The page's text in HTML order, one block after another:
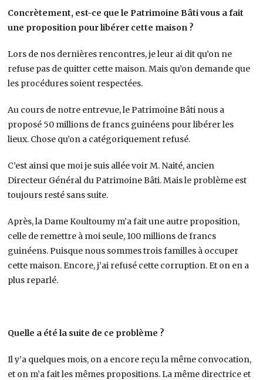
Concrètement, est-ce que le Patrimoine Bâti vous a fait
une proposition pour libérer cette maison ?
Lors de nos dernières rencontres, je leur ai dit qu’on ne
refuse pas de quitter cette maison. Mais qu’on demande que
les procédures soient respectées.
Au cours de notre entrevue, le Patrimoine Bâti nous a
proposé 50 millions de francs guinéens pour libérer les
lieux. Chose qu’on a catégoriquement refusé.
C’est ainsi que moi je suis allée voir M. Naité, ancien
Directeur Général du Patrimoine Bâti. Mais le problème est
toujours resté sans suite.
Après, la Dame Koultoumy m’a fait une autre proposition,
celle de remettre à moi seule, 100 millions de francs
guinéens. Puisque nous sommes trois familles à occuper
cette maison. Encore, j’ai refusé cette corruption. Et on en a
plus reparlé.
Quelle a été la suite de ce problème ?
Il y’a quelques mois, on a encore reçu la même convocation,
et on m’a fait les mêmes propositions. La même directrice et